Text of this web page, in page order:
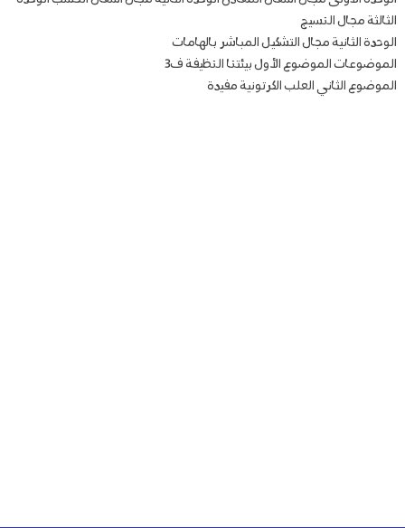
الثالثة مجال النسيج
الوحدة الثانية مجال التشكيل المباشر بالهامات
الموضوعات الموضوع الأول بيئتنا النظيفة ف3
الموضوع الثاني العلب الكرتونية مفيدة